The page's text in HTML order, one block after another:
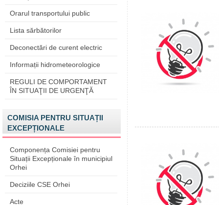
Orarul transportului public
Lista sărbătorilor
Deconectări de curent electric
Informații hidrometeorologice
REGULI DE COMPORTAMENT
ÎN SITUAŢII DE URGENŢĂ
COMISIA PENTRU SITUAȚII
EXCEPȚIONALE
Componența Comisiei pentru
Situații Excepționale în municipiul
Orhei
Deciziile CSE Orhei
Acte